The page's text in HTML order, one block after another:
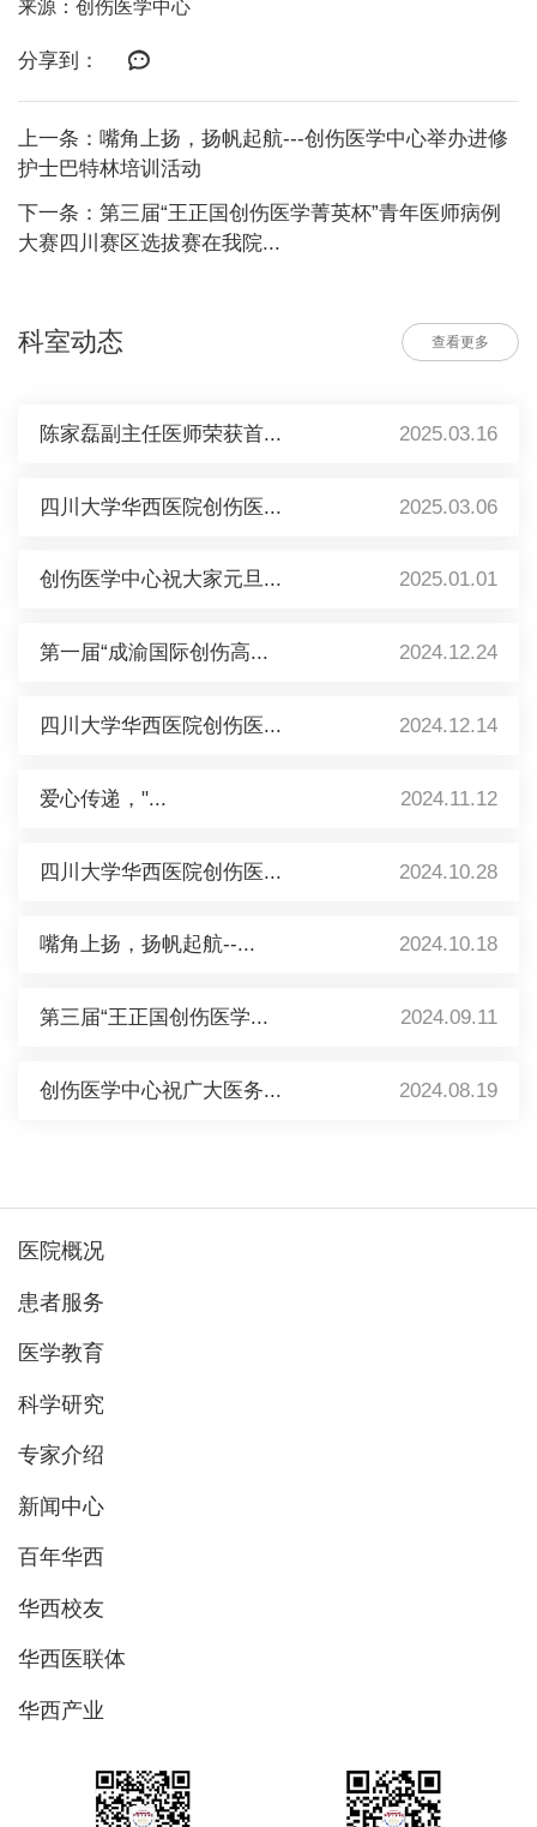
来源：创伤医学中心
分享到：
上一条：嘴角上扬，扬帆起航---创伤医学中心举办进修
护士巴特林培训活动
下一条：第三届“王正国创伤医学菁英杯”青年医师病例
大赛四川赛区选拔赛在我院...
科室动态 查看更多
陈家磊副主任医师荣获首... 2025.03.16
四川大学华西医院创伤医... 2025.03.06
创伤医学中心祝大家元旦... 2025.01.01
第一届“成渝国际创伤高... 2024.12.24
四川大学华西医院创伤医... 2024.12.14
爱心传递，"... 2024.11.12
四川大学华西医院创伤医... 2024.10.28
嘴角上扬，扬帆起航--... 2024.10.18
第三届“王正国创伤医学... 2024.09.11
创伤医学中心祝广大医务... 2024.08.19
医院概况
患者服务
医学教育
科学研究
专家介绍
新闻中心
百年华西
华西校友
华西医联体
华西产业